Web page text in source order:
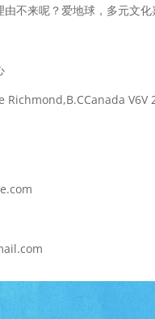
不来呢？爱地球，多元文
Richmond,B.CCanada V6V